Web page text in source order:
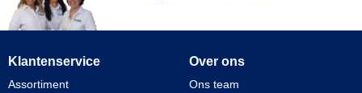
Klantenservice
Assortiment
Over ons
Ons team